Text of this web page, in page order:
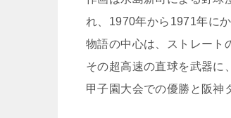
れ、1970年から1971年に
物語の中心は、ストレート
その超高速の直球を武器に
甲子園大会での優勝と阪神